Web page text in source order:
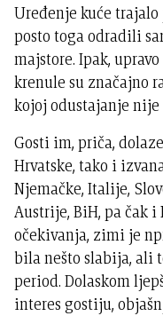
Uređenje kuće
posto toga odradili
majstore. Ipak,
krenule su značajno
kojoj odustajanje
Gosti im, priča,
Hrvatske, tako i
Njemačke, Italije,
Austrije, BiH, pa čak
očekivanja, zimi je
bila nešto slabija, ali
period. Dolaskom
interes gostiju,